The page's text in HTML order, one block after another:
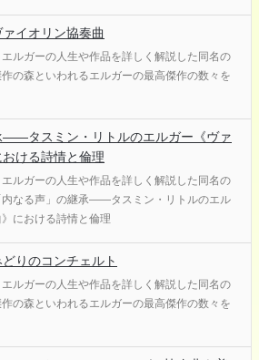
イオリン協奏曲
ルガーの人生や作品を詳しく解説した同名の
の森といわれるエルガーの最高傑作の数々を
——タスミン・リトルのエルガー《ヴァ
ける詩情と倫理
ルガーの人生や作品を詳しく解説した同名の
内なる声」の継承——タスミン・リトルのエル
における詩情と倫理
りのコンチェルト
ルガーの人生や作品を詳しく解説した同名の
の森といわれるエルガーの最高傑作の数々を